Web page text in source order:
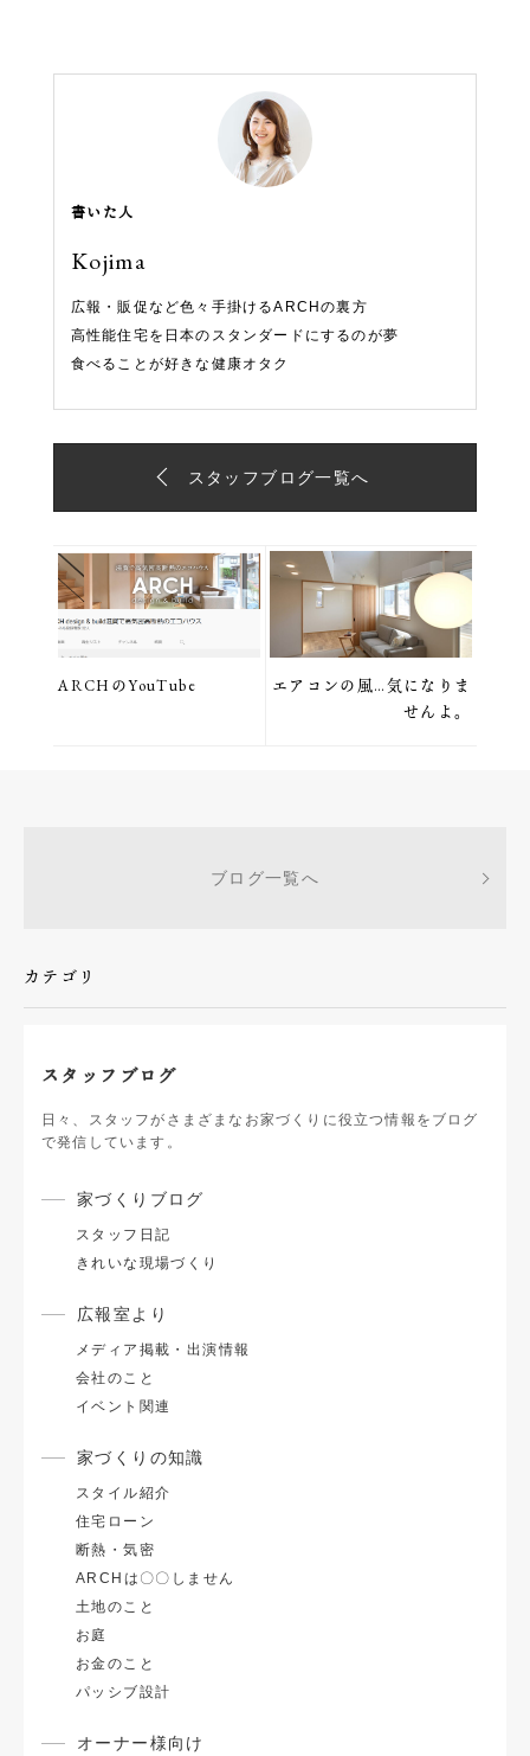
書いた人
Kojima
広報・販促など色々手掛けるARCHの裏方
高性能住宅を日本のスタンダードにするのが夢
食べることが好きな健康オタク
スタッフブログ一覧へ
ARCHのYouTube
エアコンの風…気になりま
せんよ。
ブログ一覧へ
カテゴリ
スタッフブログ
日々、スタッフがさまざまなお家づくりに役立つ情報をブログ
で発信しています。
家づくりブログ
スタッフ日記
きれいな現場づくり
広報室より
メディア掲載・出演情報
会社のこと
イベント関連
家づくりの知識
スタイル紹介
住宅ローン
断熱・気密
ARCHは〇〇しません
土地のこと
お庭
お金のこと
パッシブ設計
オーナー様向け